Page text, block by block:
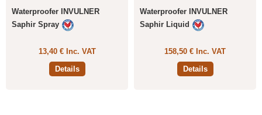
Waterproofer INVULNER
Saphir Spray
13,40 € Inc. VAT
Details
Waterproofer INVULNER
Saphir Liquid
158,50 € Inc. VAT
Details